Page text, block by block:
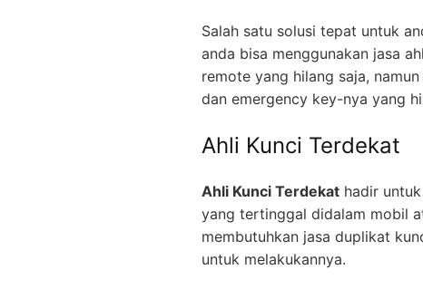
Salah satu solusi tepat untuk
anda bisa menggunakan jasa
remote yang hilang saja,
dan emergency key-nya yang
Ahli Kunci Terdekat
Ahli Kunci Terdekat hadir
yang tertinggal didalam mobil
membutuhkan jasa duplikat
untuk melakukannya.